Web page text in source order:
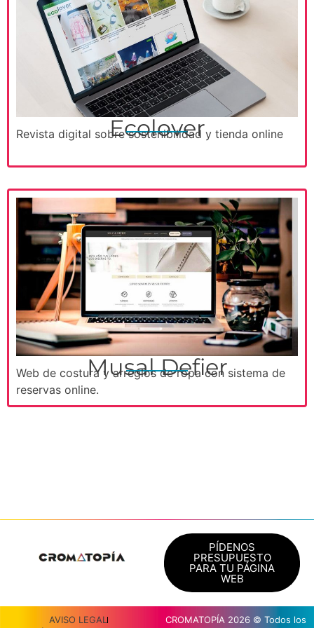
Ecolover
Revista digital sobre sostenibilidad y tienda online
Musal Defier
Web de costura y arreglos de ropa con sistema de
reservas online.
PÍDENOS
PRESUPUESTO
PARA TU PÁGINA
WEB
AVISO LEGAL
CROMATOPÍA 2026 © Todos los